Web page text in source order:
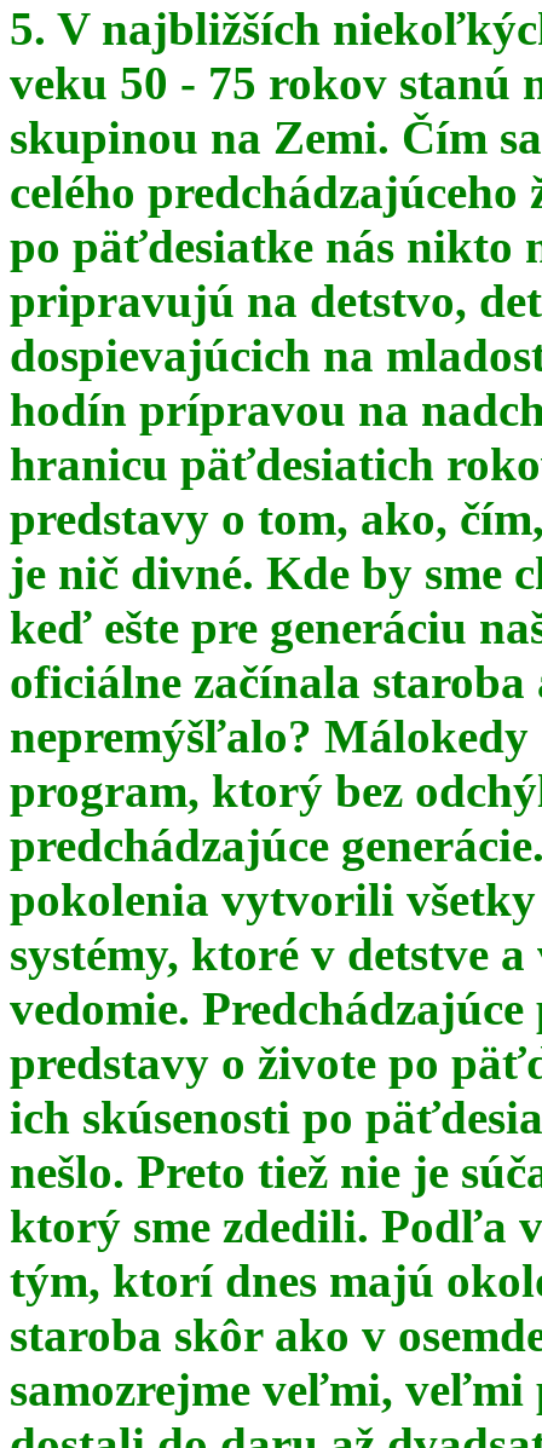
5. V najbližších
veku 50 - 75 rokov stanú
skupinou na Zemi. Čím
celého
po päťdesiatke nás nikto
pripravujú na detstvo,
dospievajúcich na
hodín prípravou na
hranicu päťdesiatich
predstavy o tom, ako,
je nič divné. Kde by sme
keď ešte pre generáciu
oficiálne začínala
nepremýšľalo? Málokedy
program, ktorý bez
predchádzajúce
pokolenia vytvorili
systémy, ktoré v detstve
vedomie.
predstavy o živote po
ich skúsenosti po
nešlo. Preto tiež nie je
ktorý sme zdedili. Podľa
tým, ktorí dnes majú
staroba skôr ako v
samozrejme veľmi, veľmi